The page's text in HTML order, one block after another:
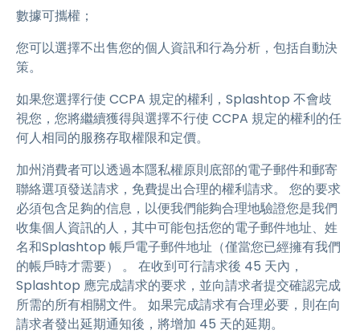
數據可攜權；
您可以選擇不出售您的個人資訊和行為分析，包括自動決
策。
如果您選擇行使 CCPA 規定的權利，Splashtop 不會歧
視您，您將繼續獲得與選擇不行使 CCPA 規定的權利的任
何人相同的服務存取權限和定價。
加州消費者可以透過本隱私權原則底部的電子郵件和郵寄
聯絡選項發送請求，免費提出合理的權利請求。 您的要求
必須包含足夠的信息，以便我們能夠合理地驗證您是我們
收集個人資訊的人，其中可能包括您的電子郵件地址、姓
名和Splashtop 帳戶電子郵件地址（僅當您已經擁有我們
的帳戶時才需要） 。 在收到可行請求後 45 天內，
Splashtop 應完成請求的要求，並向請求者提交確認完成
所需的所有相關文件。 如果完成請求有合理必要，則在向
請求者發出延期通知後，將增加 45 天的延期。